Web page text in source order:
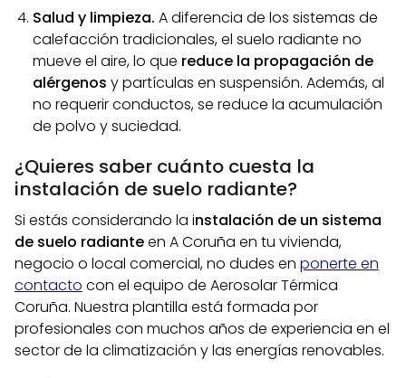
Salud y limpieza. A diferencia de los sistemas de
calefacción tradicionales, el suelo radiante no
mueve el aire, lo que reduce la propagación de
alérgenos y partículas en suspensión. Además, al
no requerir conductos, se reduce la acumulación
de polvo y suciedad.
¿Quieres saber cuánto cuesta la
instalación de suelo radiante?
Si estás considerando la instalación de un sistema
de suelo radianteen A Coruña en tu vivienda,
negocio o local comercial, no dudes en ponerte en
contacto con el equipo de Aerosolar Térmica
Coruña. Nuestra plantilla está formada por
profesionales con muchos años de experiencia en el
sector de la climatización y las energías renovables.